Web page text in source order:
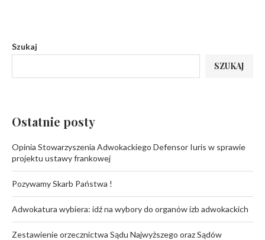
Szukaj
SZUKAJ
Ostatnie posty
Opinia Stowarzyszenia Adwokackiego Defensor Iuris w sprawie
projektu ustawy frankowej
Pozywamy Skarb Państwa !
Adwokatura wybiera: idź na wybory do organów izb adwokackich
Zestawienie orzecznictwa Sądu Najwyższego oraz Sądów